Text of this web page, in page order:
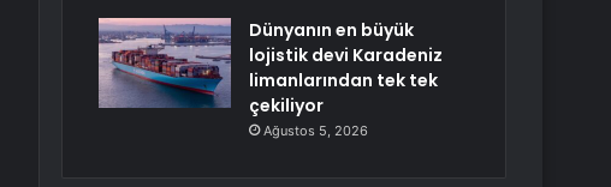
Dünyanın en büyük
lojistik devi Karadeniz
limanlarından tek tek
çekiliyor
Ağustos 5, 2026